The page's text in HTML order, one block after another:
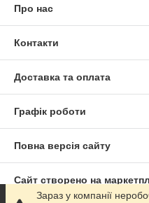
Про нас
Контакти
Доставка та оплата
Графік роботи
Повна версія сайту
Сайт створено на
Зараз у компанії